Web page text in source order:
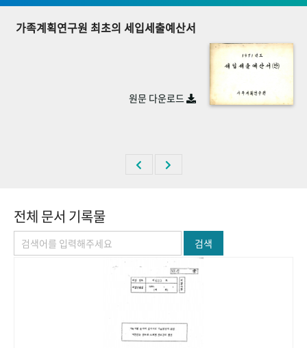
기록물 아카이브
사진 아카이브 문서 기록물 행정박물
숫자로 보는 50년 50+1주년 광장
가족계획연구원 최초의 세입세출예산서
원문 다운로드
전체 문서 기록물
검색